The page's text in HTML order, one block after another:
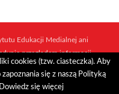
Edukacji Medialnej ani
przeglądem informacji,
dziennikarzy.
Arts
cookies (tzw. ciasteczka). Aby
się z naszą Polityką
Dowiedz się więcej